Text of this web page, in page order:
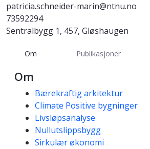
patricia.schneider-marin@ntnu.no
73592294
Sentralbygg 1, 457, Gløshaugen
Om Publikasjoner
Om
Kompetanseord
Bærekraftig arkitektur
Climate Positive bygninger
Livsløpsanalyse
Nullutslippsbygg
Sirkulær økonomi